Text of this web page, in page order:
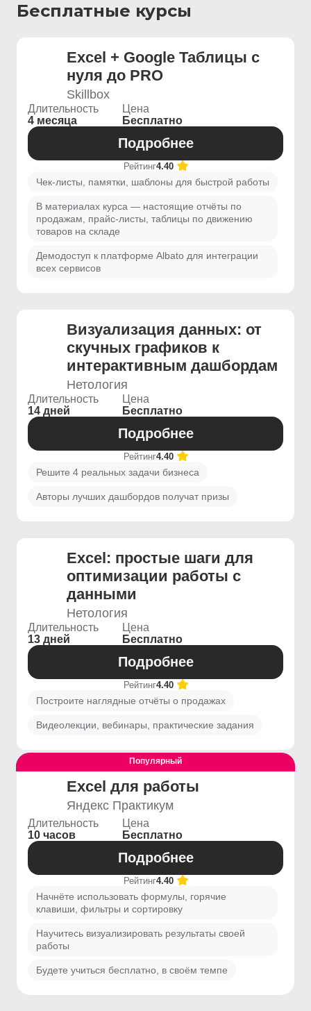
Бесплатные курсы
Excel + Google Таблицы с
нуля до PRO
Skillbox
Длительность
4 месяца
Цена
Бесплатно
Подробнее
Рейтинг4.40
Чек-листы, памятки, шаблоны для быстрой работы
В материалах курса — настоящие отчёты по
продажам, прайс-листы, таблицы по движению
товаров на складе
Демодоступ к платформе Albato для интеграции
всех сервисов
Визуализация данных: от
скучных графиков к
интерактивным дашбордам
Нетология
Длительность
14 дней
Цена
Бесплатно
Подробнее
Рейтинг4.40
Решите 4 реальных задачи бизнеса
Авторы лучших дашбордов получат призы
Excel: простые шаги для
оптимизации работы с
данными
Нетология
Длительность
13 дней
Цена
Бесплатно
Подробнее
Рейтинг4.40
Построите наглядные отчёты о продажах
Видеолекции, вебинары, практические задания
Выгодный
Популярный
Excel для работы
Яндекс Практикум
Длительность
10 часов
Цена
Бесплатно
Подробнее
Рейтинг4.40
Начнёте использовать формулы, горячие
клавиши, фильтры и сортировку
Научитесь визуализировать результаты своей
работы
Будете учиться бесплатно, в своём темпе